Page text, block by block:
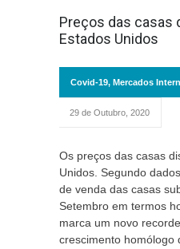
Preços das casas
Estados Unidos
Covid-19, Mercados
29 de Outubro, 2020
Os preços das casas
Unidos. Segundo
de venda das casas
Setembro em termos
marca um novo
crescimento homólogo